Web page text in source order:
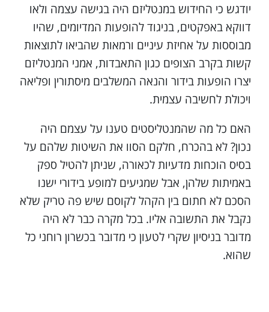
יודגש כי החידוש במנטליזם היה בגישה עצמה ולאו
דווקא באפקטים, בניגוד להופעות המדיומים, שהיו
מבוססות על אחיזת עיניים ורמאות שהביאו לתוצאות
קשות בקרב הצופים כגון התאבדות, אמני המנטליזם
יצרו הופעות בידור והנאה המשלבים מיסתורין ופליאה
ויכולת לחשיבה עצמית.
האם כל מה שהמנטליסטים טענו על עצמם היה
נכון? לא בהכרח, חלקם הסוו את השיטות שלהם על
בסיס הוכחות מדעיות לכאורה, שניתן להטיל ספק
באמיתות שלהן, אבל שמגיעים למופע בידורי ישנו
הסכם לא חתום בין הקהל לקוסם שיש פה טריק שלא
נקבל את התשובה אליו. בכל מקרה כבר לא היה
מדובר בניסיון שקרי לטעון כי מדובר בכשרון רוחני כל
שהוא.